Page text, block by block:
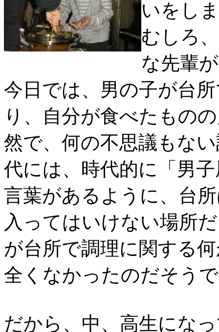
いをし
むしろ
な先輩
今日では、男の子が台
り、自分が食べたもの
然で、何の不思議もな
代には、時代的に「男
言葉があるように、台
入ってはいけない場所
が台所で調理に関する
全くなかったのだそう
だから、中、高生にな